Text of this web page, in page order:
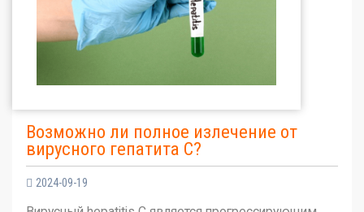
Возможно ли полное излечение от
вирусного гепатита С?
2024-09-19